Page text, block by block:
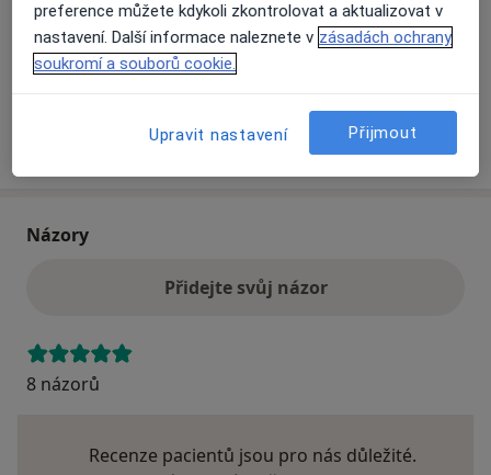
Způsoby platby (soukromé návštěvy)
Na teto adrese lékař přijímá pacienty na pojišťovnu
Víceo adrese
Názory
Přidejte svůj názor
8 názorů
Recenze pacientů jsou pro nás důležité.
preference můžete kdykoli zkontrolovat a aktualizovat v
nastavení. Další informace naleznete v zásadách ochrany
soukromí a souborů cookie.
Upravit nastavení Přijmout